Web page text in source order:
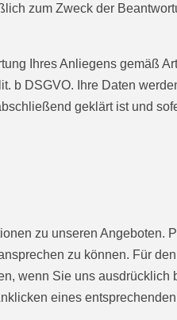
zum Zweck der
Ihres Anliegens gemäß
b DSGVO. Ihre Daten
geklärt ist und
zu unseren Angeboten.
zu können. Für
wenn Sie uns
eines